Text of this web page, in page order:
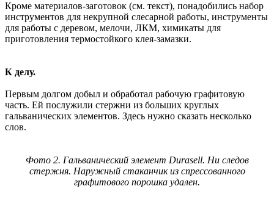
Кроме материалов-заготовок (см. текст), понадобились набор
инструментов для некрупной слесарной работы, инструменты
для работы с деревом, мелочи, ЛКМ, химикаты для
приготовления термостойкого клея-замазки.
К делу.
Первым долгом добыл и обработал рабочую графитовую
часть. Ей послужили стержни из больших круглых
гальванических элементов. Здесь нужно сказать несколько
слов.
Фото 2. Гальванический элемент Durasell. Ни следов
стержня. Наружный стаканчик из спрессованного
графитового порошка удален.